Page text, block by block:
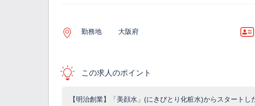
勤務地 大阪府
この求人のポイント
【明治創業】「美顔水」(にきびとり化粧水)からスタートし